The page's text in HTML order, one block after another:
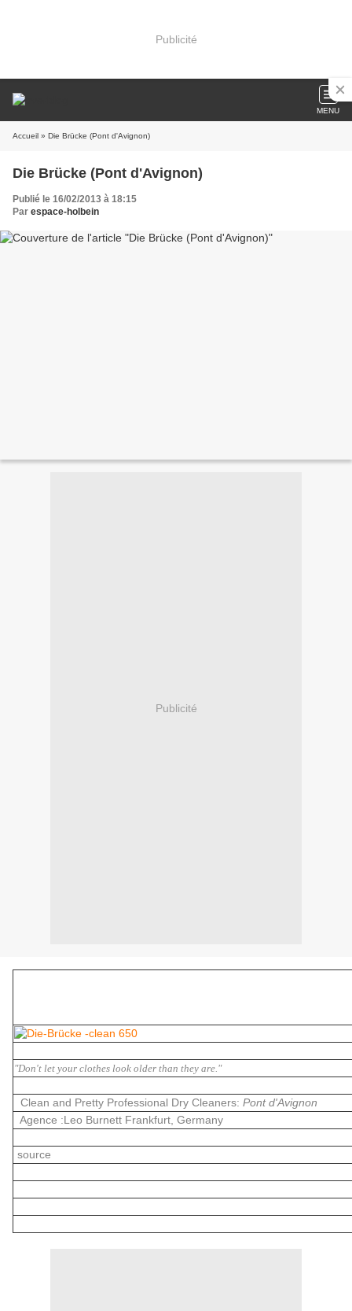
Publicité
MENU
Accueil » Die Brücke (Pont d'Avignon)
Die Brücke (Pont d'Avignon)
Publié le 16/02/2013 à 18:15
Par espace-holbein
Publicité
"Don't let your clothes look older than they are."
Clean and Pretty Professional Dry Cleaners: Pont d'Avignon
Agence :Leo Burnett Frankfurt, Germany
source